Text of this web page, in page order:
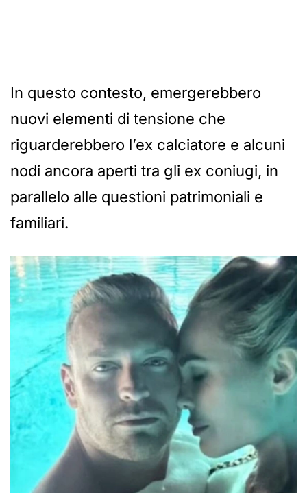
In questo contesto, emergerebbero
nuovi elementi di tensione che
riguarderebbero l’ex calciatore e alcuni
nodi ancora aperti tra gli ex coniugi, in
parallelo alle questioni patrimoniali e
familiari.